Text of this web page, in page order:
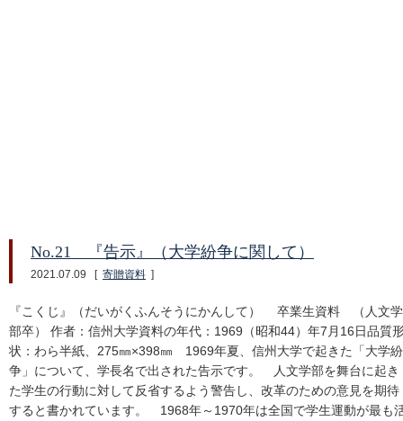
No.21 『告示』（大学紛争に関して）
2021.07.09 [ 寄贈資料 ]
『こくじ』（だいがくふんそうにかんして） 卒業生資料 （人文学
部卒） 作者：信州大学資料の年代：1969（昭和44）年7月16日品質
状：わら半紙、275㎜×398㎜ 1969年夏、信州大学で起きた「大学紛
争」について、学長名で出された告示です。 人文学部を舞台に起き
た学生の行動に対して反省するよう警告し、改革のための意見を期待
すると書かれています。 1968年～1970年は全国で学生運動が最も